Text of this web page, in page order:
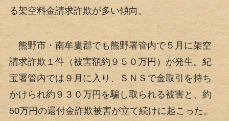
る架空料金請求詐欺が多い傾向。
熊野市・南牟婁郡でも熊野署管内で５月に架空
請求詐欺１件（被害額約９５０万円）が発生。紀
宝署管内では９月に入り、ＳＮＳで金取引を持ち
かけられ約９３０万円を騙し取られる被害と、約
50万円の還付金詐欺被害が立て続けに起こった。